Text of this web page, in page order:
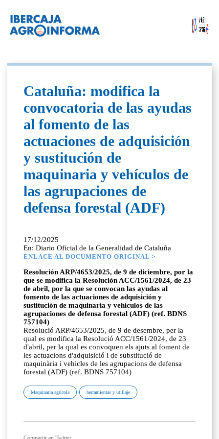
Cataluña: modifica la
convocatoria de las ayudas
al fomento de las
actuaciones de adquisición
y sustitución de
maquinaria y vehículos de
las agrupaciones de
defensa forestal (ADF)
17/12/2025
En: Diario Oficial de la Generalidad de Cataluña
ENLACE AL DOCUMENTO ORIGINAL >
Resolución ARP/4653/2025, de 9 de diciembre, por la
que se modifica la Resolución ACC/1561/2024, de 23
de abril, por la que se convocan las ayudas al
fomento de las actuaciones de adquisición y
sustitución de maquinaria y vehículos de las
agrupaciones de defensa forestal (ADF) (ref. BDNS
757104)
Resolució ARP/4653/2025, de 9 de desembre, per la
qual es modifica la Resolució ACC/1561/2024, de 23
d'abril, per la qual es convoquen els ajuts al foment de
les actuacions d'adquisició i de substitució de
maquinària i vehicles de les agrupacions de defensa
forestal (ADF) (ref. BDNS 757104)
Maquinaria agrícola herramientas y utillaje